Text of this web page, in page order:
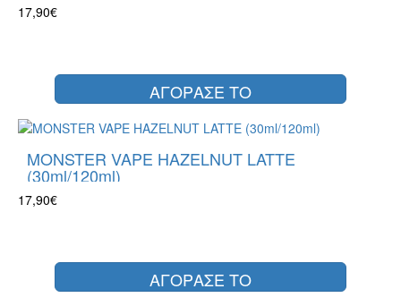
17,90€
ΑΓΟΡΑΣΕ ΤΟ
MONSTER VAPE HAZELNUT LATTE
(30ml/120ml)
17,90€
ΑΓΟΡΑΣΕ ΤΟ